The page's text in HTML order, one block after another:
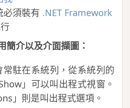
必須裝有 .NET Framework
介以及介面擷圖：
駐在系統列，從系統列的
」可以叫出程式視窗。
」則是叫出程式選項。